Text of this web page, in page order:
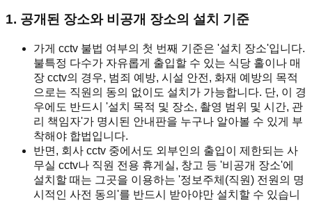
1. 공개된 장소와 비공개 장소의 설치 기준
가게 cctv 불법 여부의 첫 번째 기준은 '설치 장소'입니다.
불특정 다수가 자유롭게 출입할 수 있는 식당 홀이나 매
장 cctv의 경우, 범죄 예방, 시설 안전, 화재 예방의 목적
으로는 직원의 동의 없이도 설치가 가능합니다. 단, 이 경
우에도 반드시 '설치 목적 및 장소, 촬영 범위 및 시간, 관
리 책임자'가 명시된 안내판을 누구나 알아볼 수 있게 부
착해야 합법입니다.
반면, 회사 cctv 중에서도 외부인의 출입이 제한되는 사
무실 cctv나 직원 전용 휴게실, 창고 등 '비공개 장소'에
설치할 때는 그곳을 이용하는 '정보주체(직원) 전원의 명
시적인 사전 동의'를 반드시 받아야만 설치할 수 있습니